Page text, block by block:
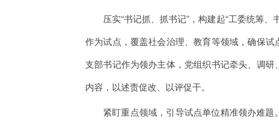
压实“书记抓、抓书记”，构建起“工委统筹
作为试点，覆盖社会治理、教育等领域，确保
支部书记作为领办主体，党组织书记牵头、调
内容，以述责促改、以评促干。
紧盯重点领域，引导试点单位精准领办难